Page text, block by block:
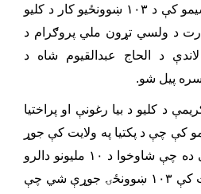
د پکتیا ولایت په بیلا بیلو سیمو کې د ۱۰۳ ښوونځیو کار د کلیو
د ولسي تړون ملي پروګرام د
د الحاج عبدالقیوم شاه د
پیل شو.
د کلیو د بیا رغونې او پراختیا
کې چې د پکتیا په ولایت کې جوړ
شوي وو، وویل: په پام کې ده چې شاوخوا د ۱۰ ملیونو دالرو
په ارزښت د پکتیا په ولایت کې ۱۰۳ ښوونځۍ جوړې شي چې